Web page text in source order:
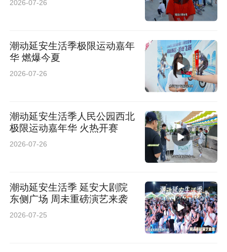
2026-07-26
潮动延安生活季极限运动嘉年
华 燃爆今夏
2026-07-26
潮动延安生活季人民公园西北
极限运动嘉年华 火热开赛
2026-07-26
潮动延安生活季 延安大剧院
东侧广场 周未重磅演艺来袭
2026-07-25